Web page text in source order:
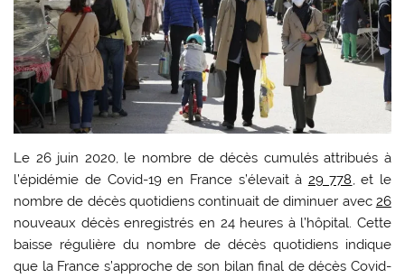
Le 26 juin 2020, le nombre de décès cumulés attribués à
l’épidémie de Covid-19 en France s’élevait à 29 778, et le
nombre de décès quotidiens continuait de diminuer avec 26
nouveaux décès enregistrés en 24 heures à l’hôpital. Cette
baisse régulière du nombre de décès quotidiens indique
que la France s’approche de son bilan final de décès Covid-